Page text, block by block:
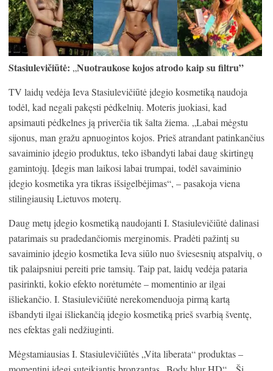
Stasiulevičiūtė: „Nuotraukose kojos atrodo kaip su filtru”
TV laidų vedėja Ieva Stasiulevičiūtė įdegio kosmetiką naudoja
todėl, kad negali pakęsti pėdkelnių. Moteris juokiasi, kad
apsimauti pėdkelnes ją priverčia tik šalta žiema. „Labai mėgstu
sijonus, man gražu apnuogintos kojos. Prieš atrandant patinkančius
savaiminio įdegio produktus, teko išbandyti labai daug skirtingų
gamintojų. Įdegis man laikosi labai trumpai, todėl savaiminio
įdegio kosmetika yra tikras išsigelbėjimas“, – pasakoja viena
stilingiausių Lietuvos moterų.
Daug metų įdegio kosmetiką naudojanti I. Stasiulevičiūtė dalinasi
patarimais su pradedančiomis merginomis. Pradėti pažintį su
savaiminio įdegio kosmetika Ieva siūlo nuo šviesesnių atspalvių, o
tik palaipsniui pereiti prie tamsių. Taip pat, laidų vedėja pataria
pasirinkti, kokio efekto norėtumėte – momentinio ar ilgai
išliekančio. I. Stasiulevičiūtė nerekomenduoja pirmą kartą
išbandyti ilgai išliekančią įdegio kosmetiką prieš svarbią šventę,
nes efektas gali nedžiuginti.
Mėgstamiausias I. Stasiulevičiūtės „Vita liberata“ produktas –